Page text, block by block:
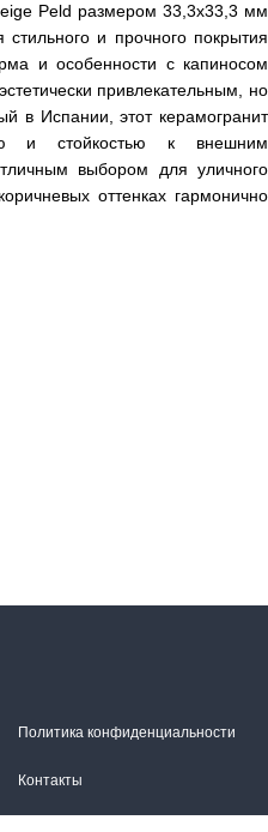
Peld размером 33,3x33,3 мм
и прочного покрытия
и особенности с капиносом
привлекательным, но
в Испании, этот керамогранит
и стойкостью к внешним
выбором для уличного
оттенках гармонично
Политика конфиденциальности
Контакты